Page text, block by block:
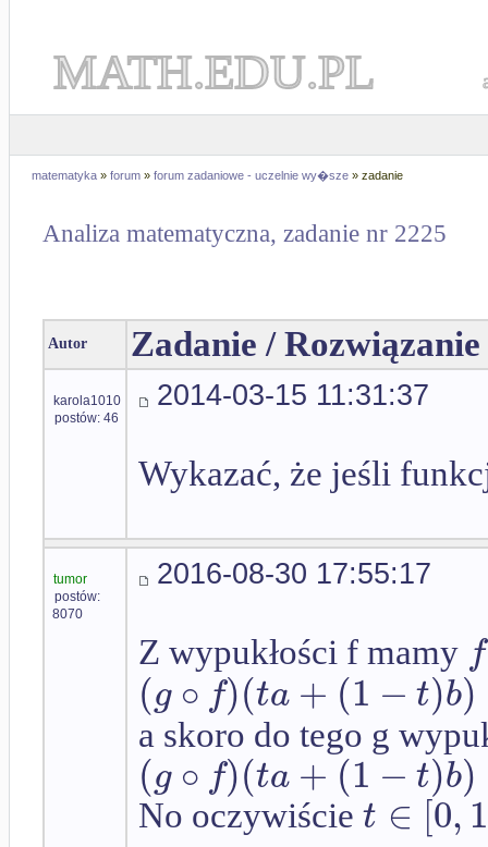
MATH.EDU.PL
matematyka » forum » forum zadaniowe - uczelnie wy�sze » zadanie
Analiza matematyczna, zadanie nr 2225
Autor Zadanie / Rozwiązanie
karola1010
postów: 46
2014-03-15 11:31:37
Wykazać, że jeśli
tumor
postów:
8070
2016-08-30 17:55:17
Z wypukłości f mamy f
(g ∘f)(ta + (1 − t)b)
a skoro do tego g
(g ∘ f)(ta +(1− t)b)
No oczywiście t ∈ [0,1